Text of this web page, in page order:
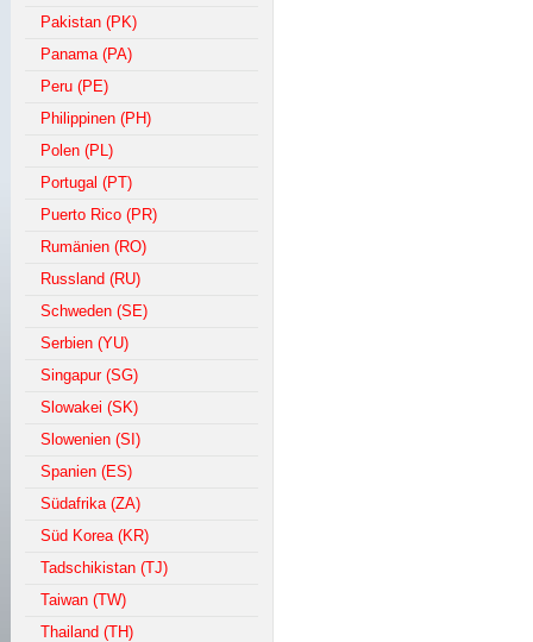
Pakistan (PK)
Panama (PA)
Peru (PE)
Philippinen (PH)
Polen (PL)
Portugal (PT)
Puerto Rico (PR)
Rumänien (RO)
Russland (RU)
Schweden (SE)
Serbien (YU)
Singapur (SG)
Slowakei (SK)
Slowenien (SI)
Spanien (ES)
Südafrika (ZA)
Süd Korea (KR)
Tadschikistan (TJ)
Taiwan (TW)
Thailand (TH)